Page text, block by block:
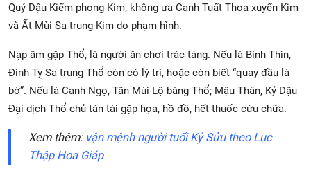
Quý Dậu Kiếm phong Kim, không ưa Canh Tuất Thoa xuyến Kim
và Ất Mùi Sa trung Kim do phạm hình.
Nạp âm gặp Thổ, là người ăn chơi trác táng. Nếu là Bính Thìn,
Đinh Tỵ Sa trung Thổ còn có lý trí, hoặc còn biết “quay đầu là
bờ”. Nếu là Canh Ngọ, Tân Mùi Lộ bàng Thổ; Mậu Thân, Kỷ Dậu
Đại dịch Thổ chủ tán tài gặp họa, hồ đồ, hết thuốc cứu chữa.
Xem thêm: vận mệnh người tuổi Kỷ Sửu theo Lục
Thập Hoa Giáp